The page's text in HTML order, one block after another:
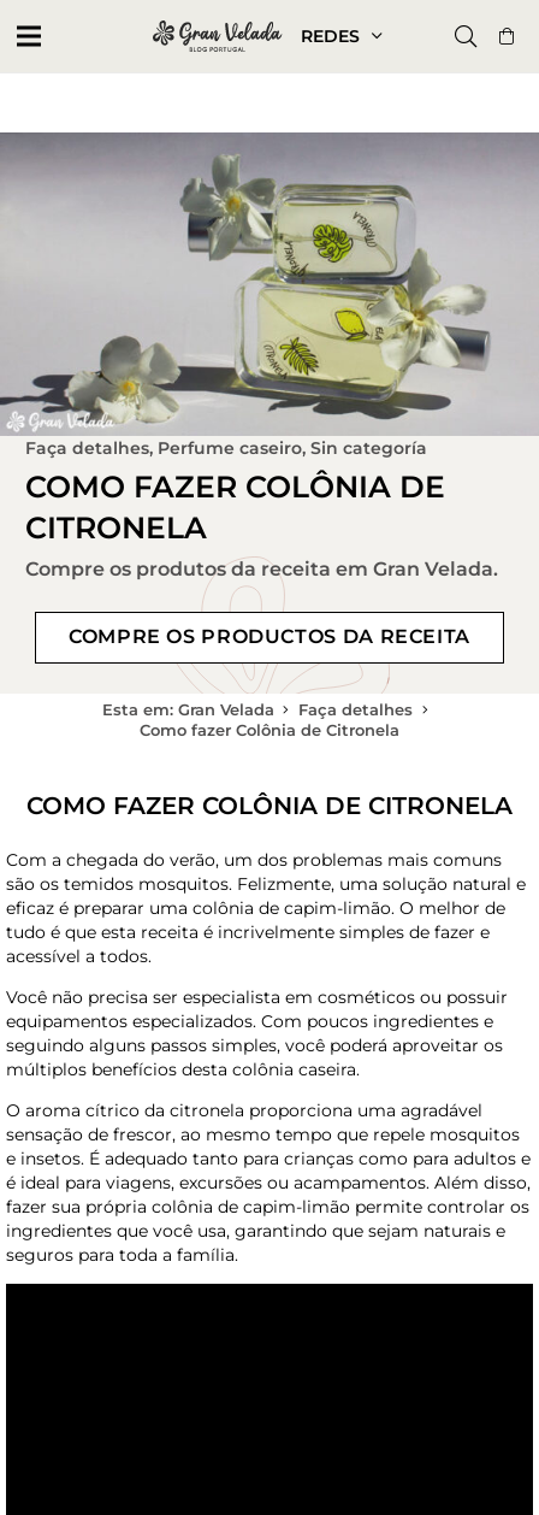
REDES
Faça detalhes, Perfume caseiro, Sin categoría
COMO FAZER COLÔNIA DE
CITRONELA
Compre os produtos da receita em Gran Velada.
COMPRE OS PRODUCTOS DA RECEITA
Esta em: Gran Velada
Faça detalhes
Como fazer Colônia de Citronela
COMO FAZER COLÔNIA DE CITRONELA
Com a chegada do verão, um dos problemas mais comuns
são os temidos mosquitos. Felizmente, uma solução natural e
eficaz é preparar uma colônia de capim-limão. O melhor de
tudo é que esta receita é incrivelmente simples de fazer e
acessível a todos.
Você não precisa ser especialista em cosméticos ou possuir
equipamentos especializados. Com poucos ingredientes e
seguindo alguns passos simples, você poderá aproveitar os
múltiplos benefícios desta colônia caseira.
O aroma cítrico da citronela proporciona uma agradável
sensação de frescor, ao mesmo tempo que repele mosquitos
e insetos. É adequado tanto para crianças como para adultos e
é ideal para viagens, excursões ou acampamentos. Além disso,
fazer sua própria colônia de capim-limão permite controlar os
ingredientes que você usa, garantindo que sejam naturais e
seguros para toda a família.